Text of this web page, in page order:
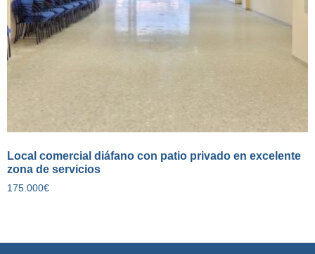
Local comercial diáfano con patio privado en excelente
zona de servicios
175.000€